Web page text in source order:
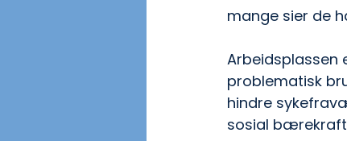
mange sier de
Arbeidsplassen
problematisk
hindre
sosial bærekraft